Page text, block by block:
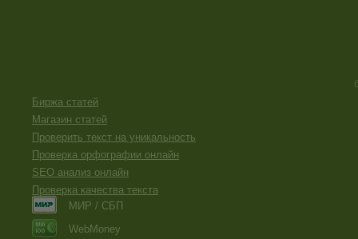
Биржа статей
Магазин статей
Проверить текст на уникальность
Проверка орфографии онлайн
SEO анализ онлайн
Проверка качества текста
МИР / СБП
WebMoney